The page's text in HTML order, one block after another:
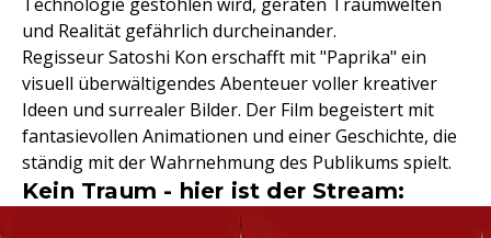
und Realität gefährlich durcheinander.
Regisseur Satoshi Kon erschafft mit "Paprika" ein
visuell überwältigendes Abenteuer voller kreativer
Ideen und surrealer Bilder. Der Film begeistert mit
fantasievollen Animationen und einer Geschichte, die
ständig mit der Wahrnehmung des Publikums spielt.
Kein Traum - hier ist der Stream: